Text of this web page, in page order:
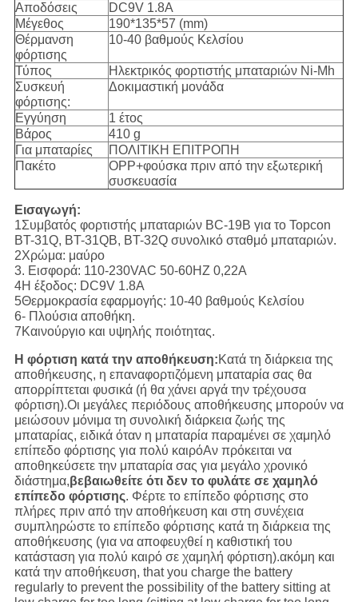
Αποδόσεις
DC9V 1.8A
Μέγεθος
190*135*57 (mm)
Θέρμανση
φόρτισης
10-40 βαθμούς Κελσίου
Τύπος
Ηλεκτρικός φορτιστής μπαταριών Ni-Mh
Συσκευή
φόρτισης:
Δοκιμαστική μονάδα
Εγγύηση
1 έτος
Βάρος
410 g
Για μπαταρίες
ΠΟΛΙΤΙΚΗ ΕΠΙΤΡΟΠΗ
Πακέτο
OPP+φούσκα πριν από την εξωτερική
συσκευασία
Εισαγωγή:
1Συμβατός φορτιστής μπαταριών BC-19B για το Topcon
BT-31Q, BT-31QB, BT-32Q συνολικό σταθμό μπαταριών.
2Χρώμα: μαύρο
3. Εισφορά: 110-230VAC 50-60HZ 0,22A
4Η έξοδος: DC9V 1.8A
5Θερμοκρασία εφαρμογής: 10-40 βαθμούς Κελσίου
6- Πλούσια αποθήκη.
7Καινούργιο και υψηλής ποιότητας.
Η φόρτιση κατά την αποθήκευση:Κατά τη διάρκεια της
αποθήκευσης, η επαναφορτιζόμενη μπαταρία σας θα
απορρίπτεται φυσικά (ή θα χάνει αργά την τρέχουσα
φόρτιση).Οι μεγάλες περιόδους αποθήκευσης μπορούν να
μειώσουν μόνιμα τη συνολική διάρκεια ζωής της
μπαταρίας, ειδικά όταν η μπαταρία παραμένει σε χαμηλό
επίπεδο φόρτισης για πολύ καιρόΑν πρόκειται να
αποθηκεύσετε την μπαταρία σας για μεγάλο χρονικό
διάστημα,βεβαιωθείτε ότι δεν το φυλάτε σε χαμηλό
επίπεδο φόρτισης. Φέρτε το επίπεδο φόρτισης στο
πλήρες πριν από την αποθήκευση και στη συνέχεια
συμπληρώστε το επίπεδο φόρτισης κατά τη διάρκεια της
αποθήκευσης (για να αποφευχθεί η καθιστική του
κατάσταση για πολύ καιρό σε χαμηλή φόρτιση).ακόμη και
κατά την αποθήκευση, that you charge the battery
regularly to prevent the possibility of the battery sitting at